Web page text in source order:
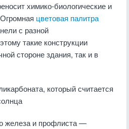
химико-биологические и
цветовая палитра
с разной
такие конструкции
стороне здания, так и в
который считается
железа и профлиста —